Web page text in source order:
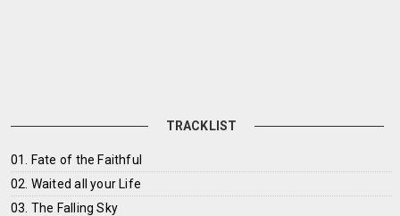
TRACKLIST
01. Fate of the Faithful
02. Waited all your Life
03. The Falling Sky